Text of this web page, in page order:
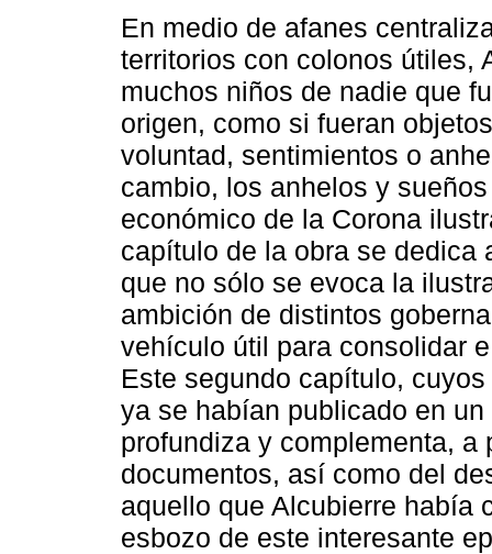
En medio de afanes
territorios con colonos útiles,
muchos niños de nadie que
origen, como si fueran
voluntad, sentimientos o
cambio, los anhelos y
económico de la Corona
capítulo de la obra se dedica
que no sólo se evoca la
ambición de distintos
vehículo útil para consolidar
Este segundo capítulo,
ya se habían publicado en
profundiza y complementa,
documentos, así como del
aquello que Alcubierre había
esbozo de este interesante